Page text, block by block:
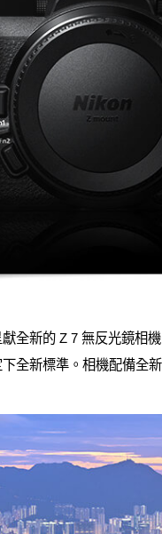
全新的 Z 7 無反光鏡相
全新標準。相機配備全